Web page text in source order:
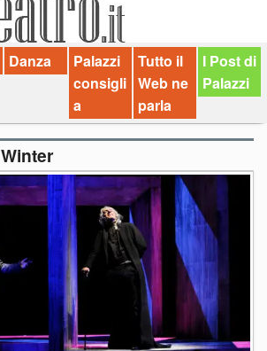
Danza
Palazzi
consigli
a
Tutto il
Web ne
parla
I Post di
Palazzi
Winter